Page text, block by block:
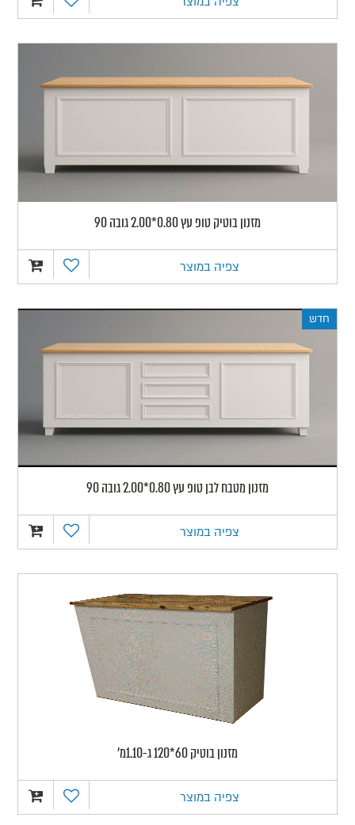
מזנון בוטיק טופ עץ 0.80*2.00 גובה 90
צפיה במוצר
מזנון מטבח לבן טופ עץ 0.80*2.00 גובה 90
צפיה במוצר
חדש
מזנון בוטיק 60*120 ג-1.10מ'
צפיה במוצר